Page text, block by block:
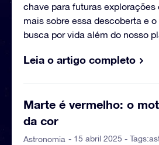
chave para futuras explorações
mais sobre essa descoberta e
busca por vida além do nosso
Leia o artigo completo
Marte é vermelho: o
da cor
Astronomia - 15 abril 2025 - Tags: